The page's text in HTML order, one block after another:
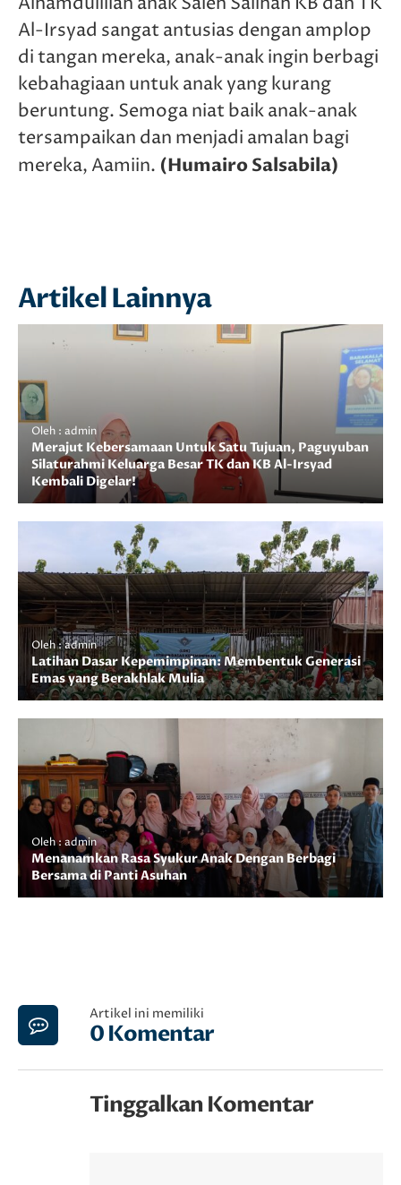
Al-Irsyad sangat antusias dengan amplop
di tangan mereka, anak-anak ingin berbagi
kebahagiaan untuk anak yang kurang
beruntung. Semoga niat baik anak-anak
tersampaikan dan menjadi amalan bagi
mereka, Aamiin. (Humairo Salsabila)
Artikel Lainnya
Oleh : admin
Merajut Kebersamaan Untuk Satu Tujuan, Paguyuban
Silaturahmi Keluarga Besar TK dan KB Al-Irsyad
Kembali Digelar!
Oleh : admin
Latihan Dasar Kepemimpinan: Membentuk Generasi
Emas yang Berakhlak Mulia
Oleh : admin
Menanamkan Rasa Syukur Anak Dengan Berbagi
Bersama di Panti Asuhan
Artikel ini memiliki
0 Komentar
Tinggalkan Komentar